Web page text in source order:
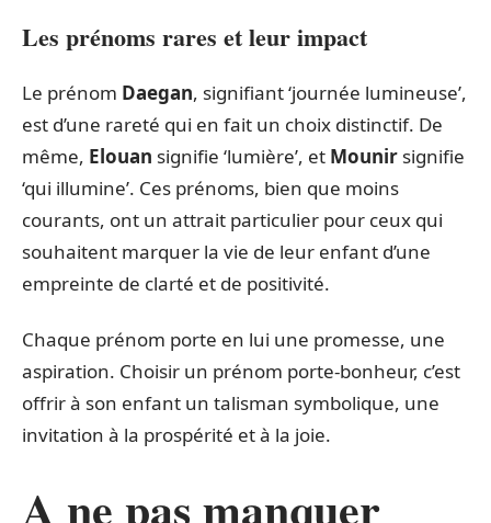
Les prénoms rares et leur impact
Le prénom Daegan, signifiant ‘journée lumineuse’,
est d’une rareté qui en fait un choix distinctif. De
même, Elouan signifie ‘lumière’, et Mounir signifie
‘qui illumine’. Ces prénoms, bien que moins
courants, ont un attrait particulier pour ceux qui
souhaitent marquer la vie de leur enfant d’une
empreinte de clarté et de positivité.
Chaque prénom porte en lui une promesse, une
aspiration. Choisir un prénom porte-bonheur, c’est
offrir à son enfant un talisman symbolique, une
invitation à la prospérité et à la joie.
A ne pas manquer